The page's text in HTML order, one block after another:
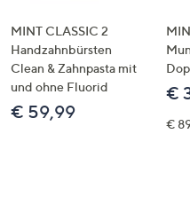
MINT CLASSIC 2
Handzahnbürsten
Clean & Zahnpasta mit
und ohne Fluorid
€ 59,99
€
€